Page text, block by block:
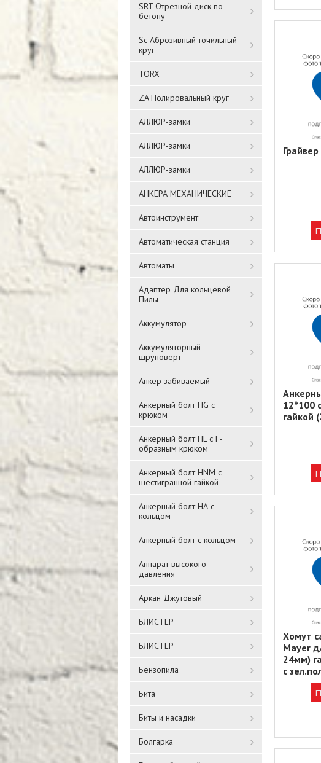
SRT Отрезной диск по
бетону
Sc Аброзивный точильный
круг
TORX
ZA Полировальный круг
АЛЛЮР-замки
АЛЛЮР-замки
АЛЛЮР-замки
АНКЕРА МЕХАНИЧЕСКИЕ
Автоинструмент
Автоматическая станция
Автоматы
Адаптер Для кольцевой
Пилы
Аккумулятор
Аккумуляторный
шруповерт
Анкер забиваемый
Анкерный болт HG с
крюком
Анкерный болт HL с Г-
образным крюком
Анкерный болт HNM с
шестигранной гайкой
Анкерный болт НА с
кольцом
Анкерный болт с кольцом
Аппарат высокого
давления
Аркан Джутовый
БЛИСТЕР
БЛИСТЕР
Бензопила
Бита
Биты и насадки
Болгарка
12*100
гайкой
Хомут
Mayer
24мм)
с